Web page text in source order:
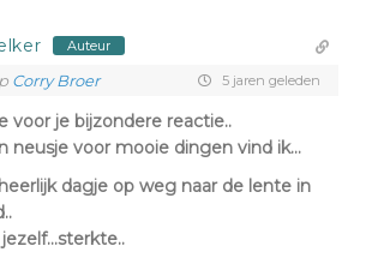
Auteur
Corry Broer 5 jaren geleden
voor je bijzondere reactie..
neusje voor mooie dingen vind ik…
dagje op weg naar de lente in